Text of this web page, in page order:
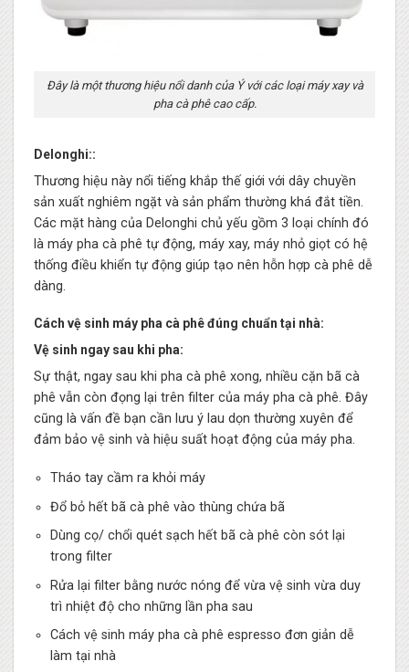
Đây là một thương hiệu nổi danh của Ý với các loại máy xay và
pha cà phê cao cấp.
Delonghi::
Thương hiệu này nổi tiếng khắp thế giới với dây chuyền
sản xuất nghiêm ngặt và sản phẩm thường khá đắt tiền.
Các mặt hàng của Delonghi chủ yếu gồm 3 loại chính đó
là máy pha cà phê tự động, máy xay, máy nhỏ giọt có hệ
thống điều khiển tự động giúp tạo nên hỗn hợp cà phê dễ
dàng.
Cách vệ sinh máy pha cà phê đúng chuẩn tại nhà:
Vệ sinh ngay sau khi pha:
Sự thật, ngay sau khi pha cà phê xong, nhiều cặn bã cà
phê vẫn còn đọng lại trên filter của máy pha cà phê. Đây
cũng là vấn đề bạn cần lưu ý lau dọn thường xuyên để
đảm bảo vệ sinh và hiệu suất hoạt động của máy pha.
Tháo tay cầm ra khỏi máy
Đổ bỏ hết bã cà phê vào thùng chứa bã
Dùng cọ/ chổi quét sạch hết bã cà phê còn sót lại
trong filter
Rửa lại filter bằng nước nóng để vừa vệ sinh vừa duy
trì nhiệt độ cho những lần pha sau
Cách vệ sinh máy pha cà phê espresso đơn giản dễ
làm tại nhà